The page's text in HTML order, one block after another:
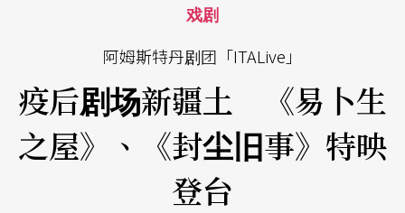
戏剧
阿姆斯特丹剧团「ITALive」
疫后剧场新疆土 《易卜生
之屋》、《封尘旧事》特映
登台